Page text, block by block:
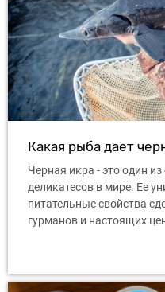
Какая рыба дает
Черная икра - это один
деликатесов в мире. Ее
питательные свойства
гурманов и настоящих